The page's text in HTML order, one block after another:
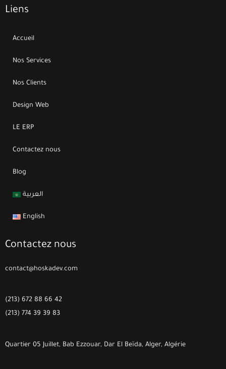
Liens
Accueil
Nos Services
Nos Clients
Design Web
LE ERP
Contactez nous
Blog
العربية
English
Contactez nous
contact@hoskadev.com
(213) 672 88 66 42
(213) 774 39 39 83
Quartier 05 Juillet, Bab Ezzouar, Dar El Beïda, Alger, Algérie